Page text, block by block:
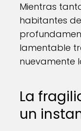
Mientras
habitantes
lamentable
nuevamente
La
un